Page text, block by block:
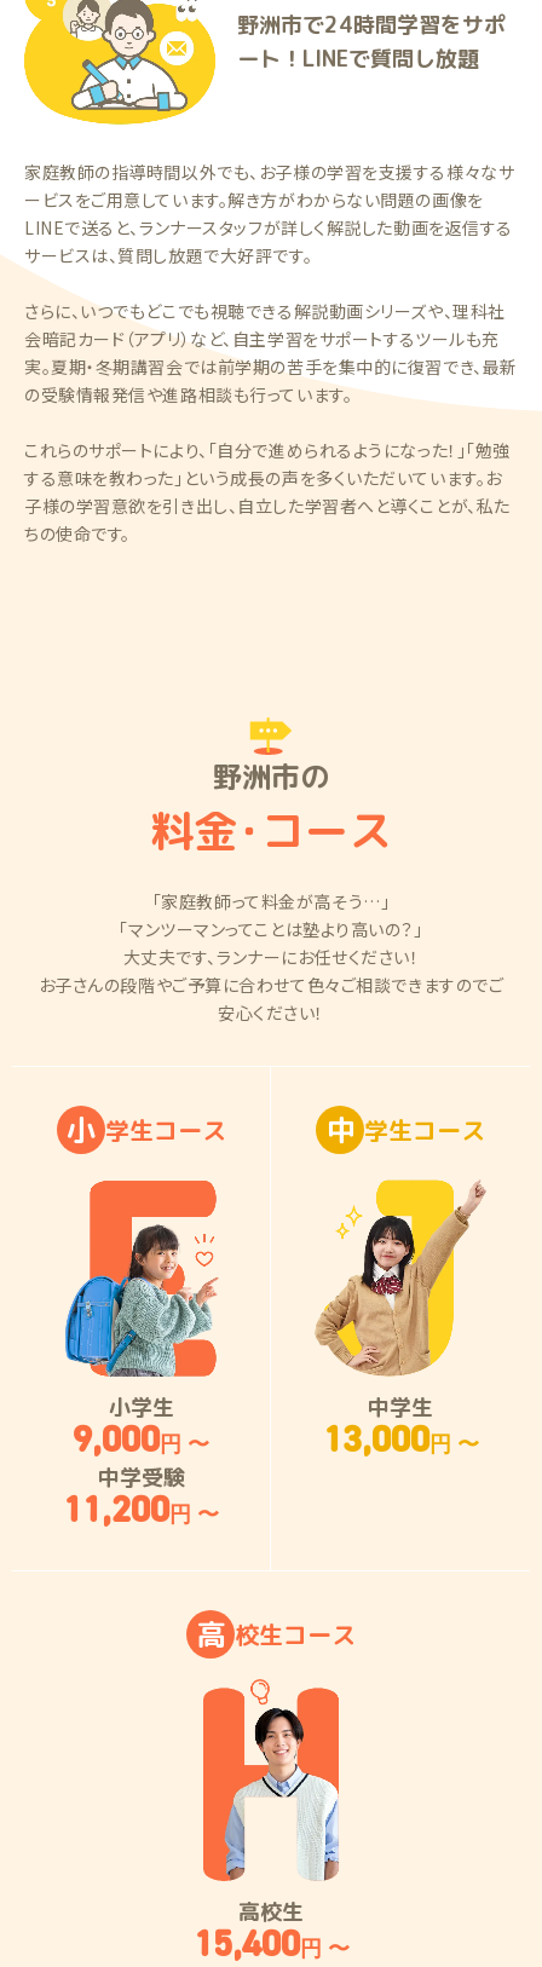
野洲市で24時間学習をサポ
ート！LINEで質問し放題
家庭教師の指導時間以外でも、お子様の学習を支援する様々なサ
ービスをご用意しています。解き方がわからない問題の画像を
LINEで送ると、ランナースタッフが詳しく解説した動画を返信する
サービスは、質問し放題で大好評です。
さらに、いつでもどこでも視聴できる解説動画シリーズや、理科社
会暗記カード（アプリ）など、自主学習をサポートするツールも充
実。夏期・冬期講習会では前学期の苦手を集中的に復習でき、最新
の受験情報発信や進路相談も行っています。
これらのサポートにより、「自分で進められるようになった！」「勉強
する意味を教わった」という成長の声を多くいただいています。お
子様の学習意欲を引き出し、自立した学習者へと導くことが、私た
ちの使命です。
野洲市の
料金・コース
「家庭教師って料金が高そう…」
「マンツーマンってことは塾より高いの？」
大丈夫です、ランナーにお任せください！
お子さんの段階やご予算に合わせて色々ご相談できますのでご
安心ください！
小 学生コース
小学生
9,000円 〜
中学受験
11,200円 〜
中 学生コース
中学生
13,000円 〜
高 校生コース
高校生
15,400円 〜